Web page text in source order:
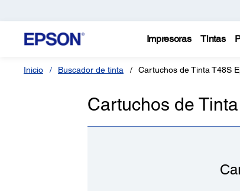
Impresoras Tintas
Inicio Buscador de tinta Cartuchos de Tinta T48S
Cartuchos de